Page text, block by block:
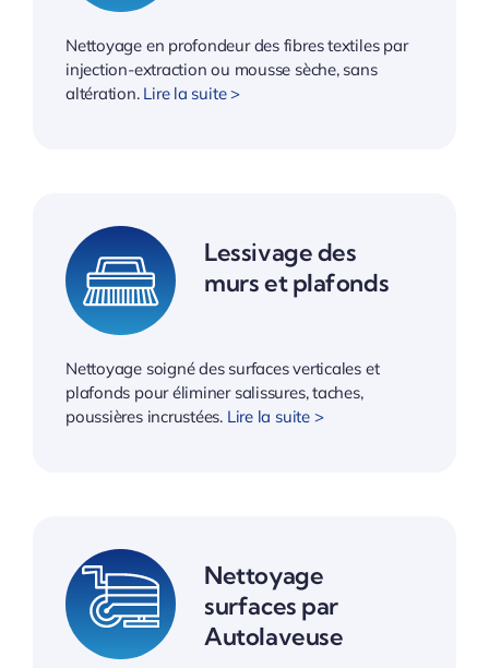
Nettoyage en profondeur des fibres textiles par
injection-extraction ou mousse sèche, sans
altération. Lire la suite >
Lessivage des
murs et plafonds
Nettoyage soigné des surfaces verticales et
plafonds pour éliminer salissures, taches,
poussières incrustées. Lire la suite >
Nettoyage
surfaces par
Autolaveuse